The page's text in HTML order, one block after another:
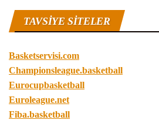
TAVSIYE SITELER
Basketservisi.com
Championsleague.basketball
Eurocupbasketball
Euroleague.net
Fiba.basketball